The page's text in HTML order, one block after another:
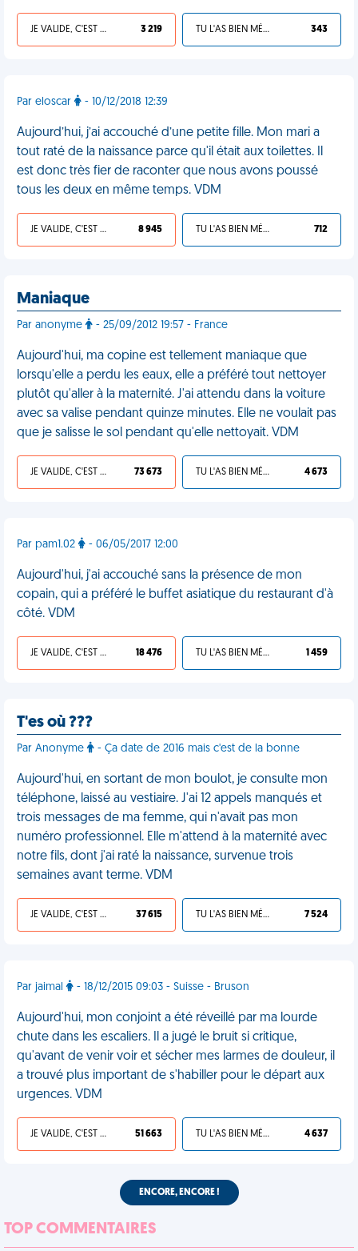
JE VALIDE, C'EST UNE VDM 3 219 TU L'AS BIEN MÉRITÉ 343
Par eloscar - 10/12/2018 12:39
Aujourd’hui, j’ai accouché d’une petite fille. Mon mari a
tout raté de la naissance parce qu'il était aux toilettes. Il
est donc très fier de raconter que nous avons poussé
tous les deux en même temps. VDM
JE VALIDE, C'EST UNE VDM 8 945 TU L'AS BIEN MÉRITÉ 712
Maniaque
Par anonyme - 25/09/2012 19:57 - France
Aujourd'hui, ma copine est tellement maniaque que
lorsqu'elle a perdu les eaux, elle a préféré tout nettoyer
plutôt qu'aller à la maternité. J'ai attendu dans la voiture
avec sa valise pendant quinze minutes. Elle ne voulait pas
que je salisse le sol pendant qu'elle nettoyait. VDM
JE VALIDE, C'EST UNE VDM 73 673 TU L'AS BIEN MÉRITÉ 4 673
Par pam1.02 - 06/05/2017 12:00
Aujourd'hui, j'ai accouché sans la présence de mon
copain, qui a préféré le buffet asiatique du restaurant d'à
côté. VDM
JE VALIDE, C'EST UNE VDM 18 476 TU L'AS BIEN MÉRITÉ 1 459
T'es où ???
Par Anonyme - Ça date de 2016 mais c'est de la bonne
Aujourd'hui, en sortant de mon boulot, je consulte mon
téléphone, laissé au vestiaire. J'ai 12 appels manqués et
trois messages de ma femme, qui n'avait pas mon
numéro professionnel. Elle m'attend à la maternité avec
notre fils, dont j'ai raté la naissance, survenue trois
semaines avant terme. VDM
JE VALIDE, C'EST UNE VDM 37 615 TU L'AS BIEN MÉRITÉ 7 524
Par jaimal - 18/12/2015 09:03 - Suisse - Bruson
Aujourd'hui, mon conjoint a été réveillé par ma lourde
chute dans les escaliers. Il a jugé le bruit si critique,
qu'avant de venir voir et sécher mes larmes de douleur, il
a trouvé plus important de s'habiller pour le départ aux
urgences. VDM
JE VALIDE, C'EST UNE VDM 51 663 TU L'AS BIEN MÉRITÉ 4 637
ENCORE, ENCORE !
TOP COMMENTAIRES